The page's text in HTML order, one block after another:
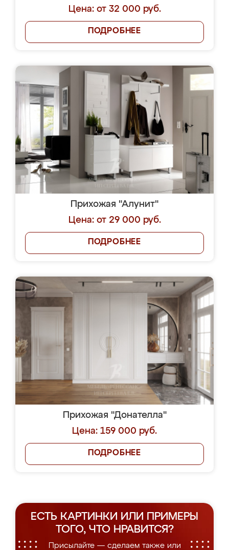
Цена: от 32 000 руб.
ПОДРОБНЕЕ
Прихожая "Алунит"
Цена: от 29 000 руб.
ПОДРОБНЕЕ
Прихожая "Донателла"
Цена: 159 000 руб.
ПОДРОБНЕЕ
ЕСТЬ КАРТИНКИ ИЛИ ПРИМЕРЫ
ТОГО, ЧТО НРАВИТСЯ?
Присылайте — сделаем также или